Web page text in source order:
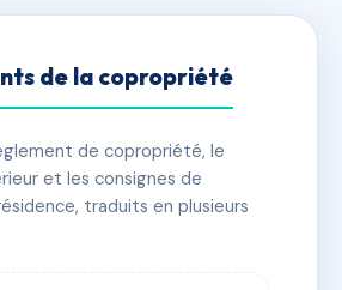
de l'horloge
🏠 91 lots 🏗 2 bâtiment(s)
Digital
de la copropriété
de copropriété, le
et les consignes de
traduits en plusieurs